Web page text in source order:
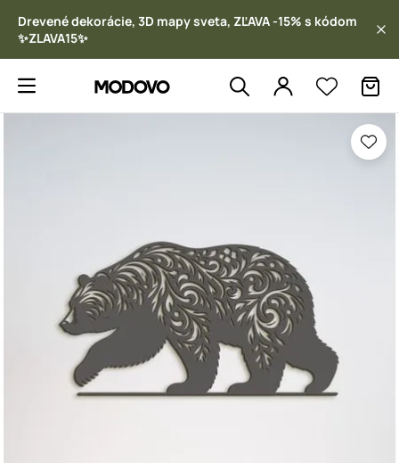
Drevené dekorácie, 3D mapy sveta, ZĽAVA -15% s kódom
✨ZLAVA15✨